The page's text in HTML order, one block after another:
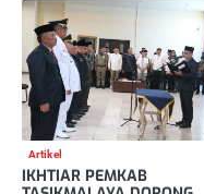
Artikel
IKHTIAR PEMKAB